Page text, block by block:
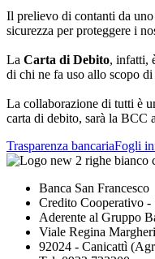
Il prelievo di contanti da uno
sicurezza per proteggere i
La Carta di Debito, infatti,
di chi ne fa uso allo scopo di
La collaborazione di tutti è
carta di debito, sarà la BCC
Trasparenza bancariaFogli
Banca San Francesco
Credito Cooperativo -
Aderente al Gruppo
Viale Regina
92024 - Canicattì